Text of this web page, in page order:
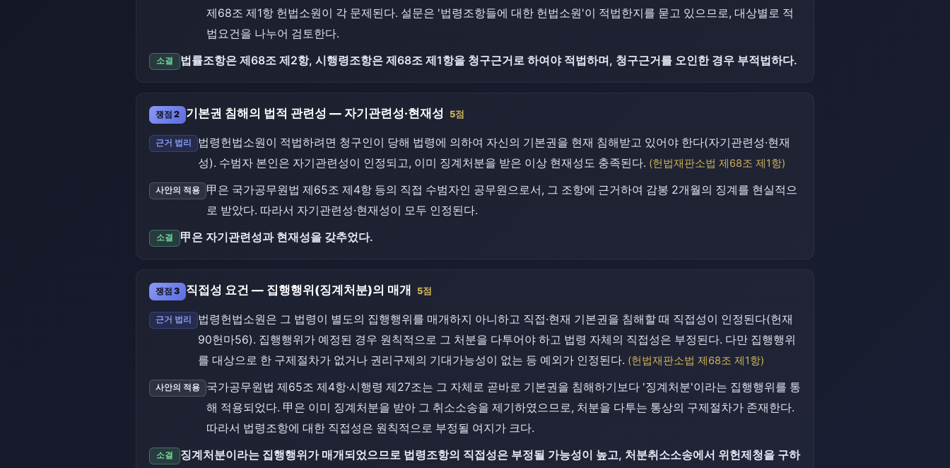
제68조 제1항 헌법소원이 각 문제된다. 설문은 '법령조항들에 대한 헌법소원'이 적법한지를 묻고 있으므로, 대상별로 적
법요건을 나누어 검토한다.
소결 법률조항은 제68조 제2항, 시행령조항은 제68조 제1항을 청구근거로 하여야 적법하며, 청구근거를 오인한 경우 부적법하다.
쟁점 2 기본권 침해의 법적 관련성 — 자기관련성·현재성 5점
근거 법리
법령헌법소원이 적법하려면 청구인이 당해 법령에 의하여 자신의 기본권을 현재 침해받고 있어야 한다(자기관련성·현재
성). 수범자 본인은 자기관련성이 인정되고, 이미 징계처분을 받은 이상 현재성도 충족된다. (헌법재판소법 제68조 제1항)
사안의 적용
甲은 국가공무원법 제65조 제4항 등의 직접 수범자인 공무원으로서, 그 조항에 근거하여 감봉 2개월의 징계를 현실적으
로 받았다. 따라서 자기관련성·현재성이 모두 인정된다.
소결 甲은 자기관련성과 현재성을 갖추었다.
쟁점 3 직접성 요건 — 집행행위(징계처분)의 매개 5점
근거 법리
법령헌법소원은 그 법령이 별도의 집행행위를 매개하지 아니하고 직접·현재 기본권을 침해할 때 직접성이 인정된다(헌재
90헌마56). 집행행위가 예정된 경우 원칙적으로 그 처분을 다투어야 하고 법령 자체의 직접성은 부정된다. 다만 집행행위
를 대상으로 한 구제절차가 없거나 권리구제의 기대가능성이 없는 등 예외가 인정된다. (헌법재판소법 제68조 제1항)
사안의 적용
국가공무원법 제65조 제4항·시행령 제27조는 그 자체로 곧바로 기본권을 침해하기보다 '징계처분'이라는 집행행위를 통
해 적용되었다. 甲은 이미 징계처분을 받아 그 취소소송을 제기하였으므로, 처분을 다투는 통상의 구제절차가 존재한다.
따라서 법령조항에 대한 직접성은 원칙적으로 부정될 여지가 크다.
소결
징계처분이라는 집행행위가 매개되었으므로 법령조항의 직접성은 부정될 가능성이 높고, 처분취소소송에서 위헌제청을 구하